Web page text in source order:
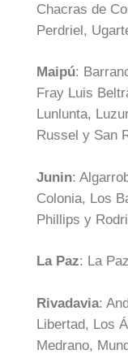
Chacras de
Perdriel,
Maipú:
Fray Luis
Lunlunta,
Russel y San
Junin:
Colonia, Los
Phillips y
La Paz: La
Rivadavia:
Libertad, Los
Medrano,